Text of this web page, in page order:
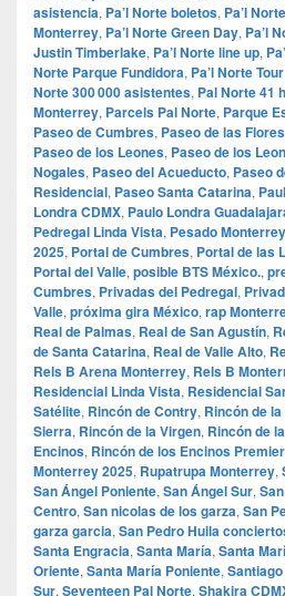
asistencia, Pa’l Norte boletos, Pa’l
Monterrey, Pa’l Norte Green Day, Pa’l
Justin Timberlake, Pa’l Norte line up,
Norte Parque Fundidora, Pa’l Norte Tour
Norte 300 000 asistentes, Pal Norte 41
Monterrey, Parcels Pal Norte, Parque
Paseo de Cumbres, Paseo de las Flores
Paseo de los Leones, Paseo de los
Nogales, Paseo del Acueducto, Paseo
Residencial, Paseo Santa Catarina,
Londra CDMX, Paulo Londra
Pedregal Linda Vista, Pesado Monterrey
2025, Portal de Cumbres, Portal de las
Portal del Valle, posible BTS México.,
Cumbres, Privadas del Pedregal,
Valle, próxima gira México, rap
Real de Palmas, Real de San Agustín,
de Santa Catarina, Real de Valle Alto,
Rels B Arena Monterrey, Rels B
Residencial Linda Vista, Residencial
Satélite, Rincón de Contry, Rincón de
Sierra, Rincón de la Virgen, Rincón de
Encinos, Rincón de los Encinos Premier
Monterrey 2025, Rupatrupa Monterrey,
San Ángel Poniente, San Ángel Sur,
Centro, San nicolas de los garza, San
garza garcia, San Pedro Huila
Santa Engracia, Santa María, Santa
Oriente, Santa María Poniente,
Sur, Seventeen Pal Norte, Shakira